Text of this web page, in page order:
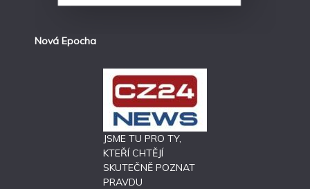
Nová Epocha
JSME TU PRO TY,
KTEŘÍ CHTĚJÍ
SKUTEČNĚ POZNAT
PRAVDU